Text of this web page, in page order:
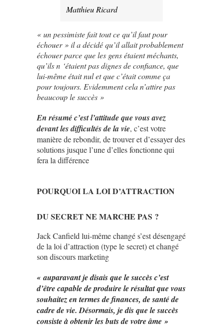
Matthieu Ricard
« un pessimiste fait tout ce qu’il faut pour
échouer » il a décidé qu’il allait probablement
échouer parce que les gens étaient méchants,
qu’ils n ‘étaient pas dignes de confiance, que
lui-même était nul et que c’était comme ça
pour toujours. Evidemment cela n’attire pas
beaucoup le succès »
En résumé c’est l’attitude que vous avez
devant les difficultés de la vie, c’est votre
manière de rebondir, de trouver et d’essayer des
solutions jusque l’une d’elles fonctionne qui
fera la différence
POURQUOI LA LOI D’ATTRACTION
DU SECRET NE MARCHE PAS ?
Jack Canfield lui-même changé s’est désengagé
de la loi d’attraction (type le secret) et changé
son discours marketing
« auparavant je disais que le succès c’est
d’être capable de produire le résultat que vous
souhaitez en termes de finances, de santé de
cadre de vie. Désormais, je dis que le succès
consiste à obtenir les buts de votre âme »